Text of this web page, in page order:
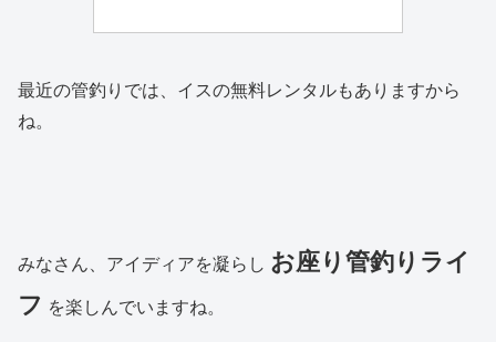
最近の管釣りでは、イスの無料レンタルもありますから
ね。
みなさん、アイディアを凝らし お座り管釣りライ
フ を楽しんでいますね。